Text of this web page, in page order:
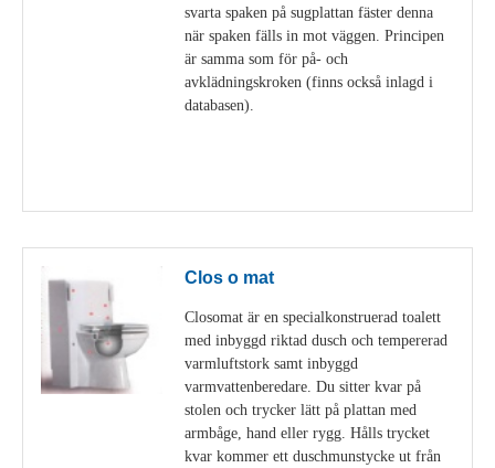
svarta spaken på sugplattan fäster denna
när spaken fälls in mot väggen. Principen
är samma som för på- och
avklädningskroken (finns också inlagd i
databasen).
Clos o mat
Closomat är en specialkonstruerad toalett
med inbyggd riktad dusch och tempererad
varmluftstork samt inbyggd
varmvattenberedare. Du sitter kvar på
stolen och trycker lätt på plattan med
armbåge, hand eller rygg. Hålls trycket
kvar kommer ett duschmunstycke ut från